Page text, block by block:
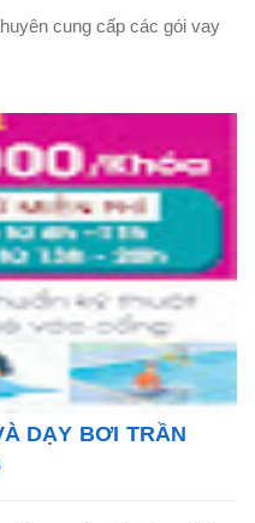
cung cấp các gói vay
DẠY BƠI TRẦN